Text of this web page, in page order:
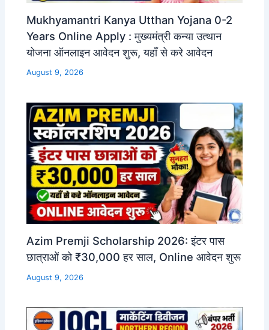
Mukhyamantri Kanya Utthan Yojana 0-2
Years Online Apply : मुख्यमंत्री कन्या उत्थान
योजना ऑनलाइन आवेदन शुरू, यहाँ से करे आवेदन
August 9, 2026
Azim Premji Scholarship 2026: इंटर पास
छात्राओं को ₹30,000 हर साल, Online आवेदन शुरू
August 9, 2026